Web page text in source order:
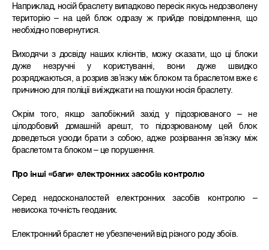
Наприклад, носій браслету випадково пересік якусь недозволену
територію – на цей блок одразу ж прийде повідомлення, що
необхідно повернутися.
Виходячи з досвіду наших клієнтів, можу сказати, що ці блоки
дуже незручні у користуванні, вони дуже швидко
розряджаються, а розрив зв’язку між блоком та браслетом вже є
причиною для поліції виїжджати на пошуки носія браслету.
Окрім того, якщо запобіжний захід у підозрюваного – не
цілодобовий домашній арешт, то підозрюваному цей блок
доведеться усюди брати з собою, адже розірвання зв’язку між
браслетом та блоком – це порушення.
Про інші «баги» електронних засобів контролю
Серед недосконалостей електронних засобів контролю –
невисока точність геоданих.
Електронний браслет не убезпечений від різного роду збоїв.